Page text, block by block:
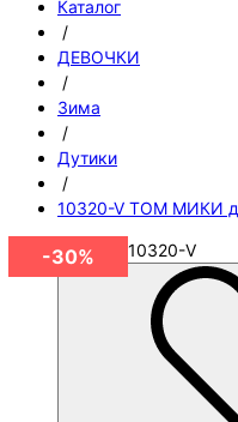
Каталог
/
ДЕВОЧКИ
/
Зима
/
Дутики
/
10320-V ТОМ МИКИ
Артикул 10320-V
-30%